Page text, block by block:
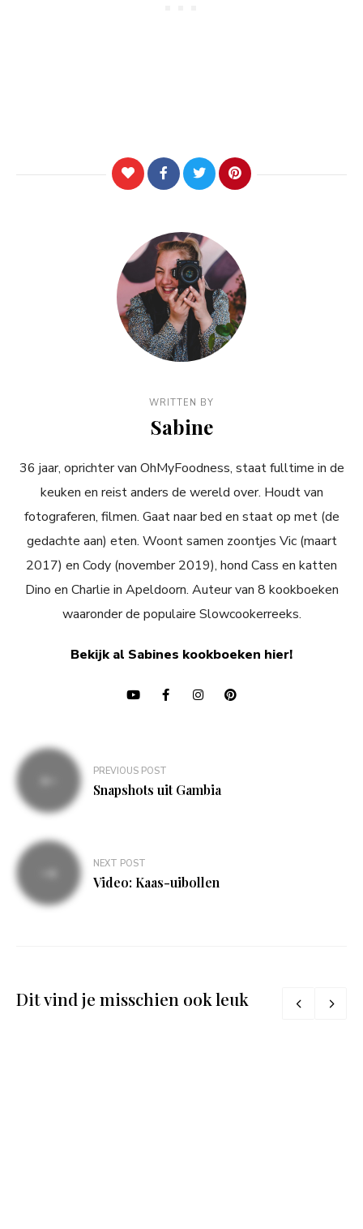
WRITTEN BY
Sabine
36 jaar, oprichter van OhMyFoodness, staat fulltime in de
keuken en reist anders de wereld over. Houdt van
fotograferen, filmen. Gaat naar bed en staat op met (de
gedachte aan) eten. Woont samen zoontjes Vic (maart
2017) en Cody (november 2019), hond Cass en katten
Dino en Charlie in Apeldoorn. Auteur van 8 kookboeken
waaronder de populaire Slowcookerreeks.
Bekijk al Sabines kookboeken hier!
Bericht
navigatie
PREVIOUS POST
Snapshots uit Gambia
NEXT POST
Video: Kaas-uibollen
Dit vind je misschien ook leuk